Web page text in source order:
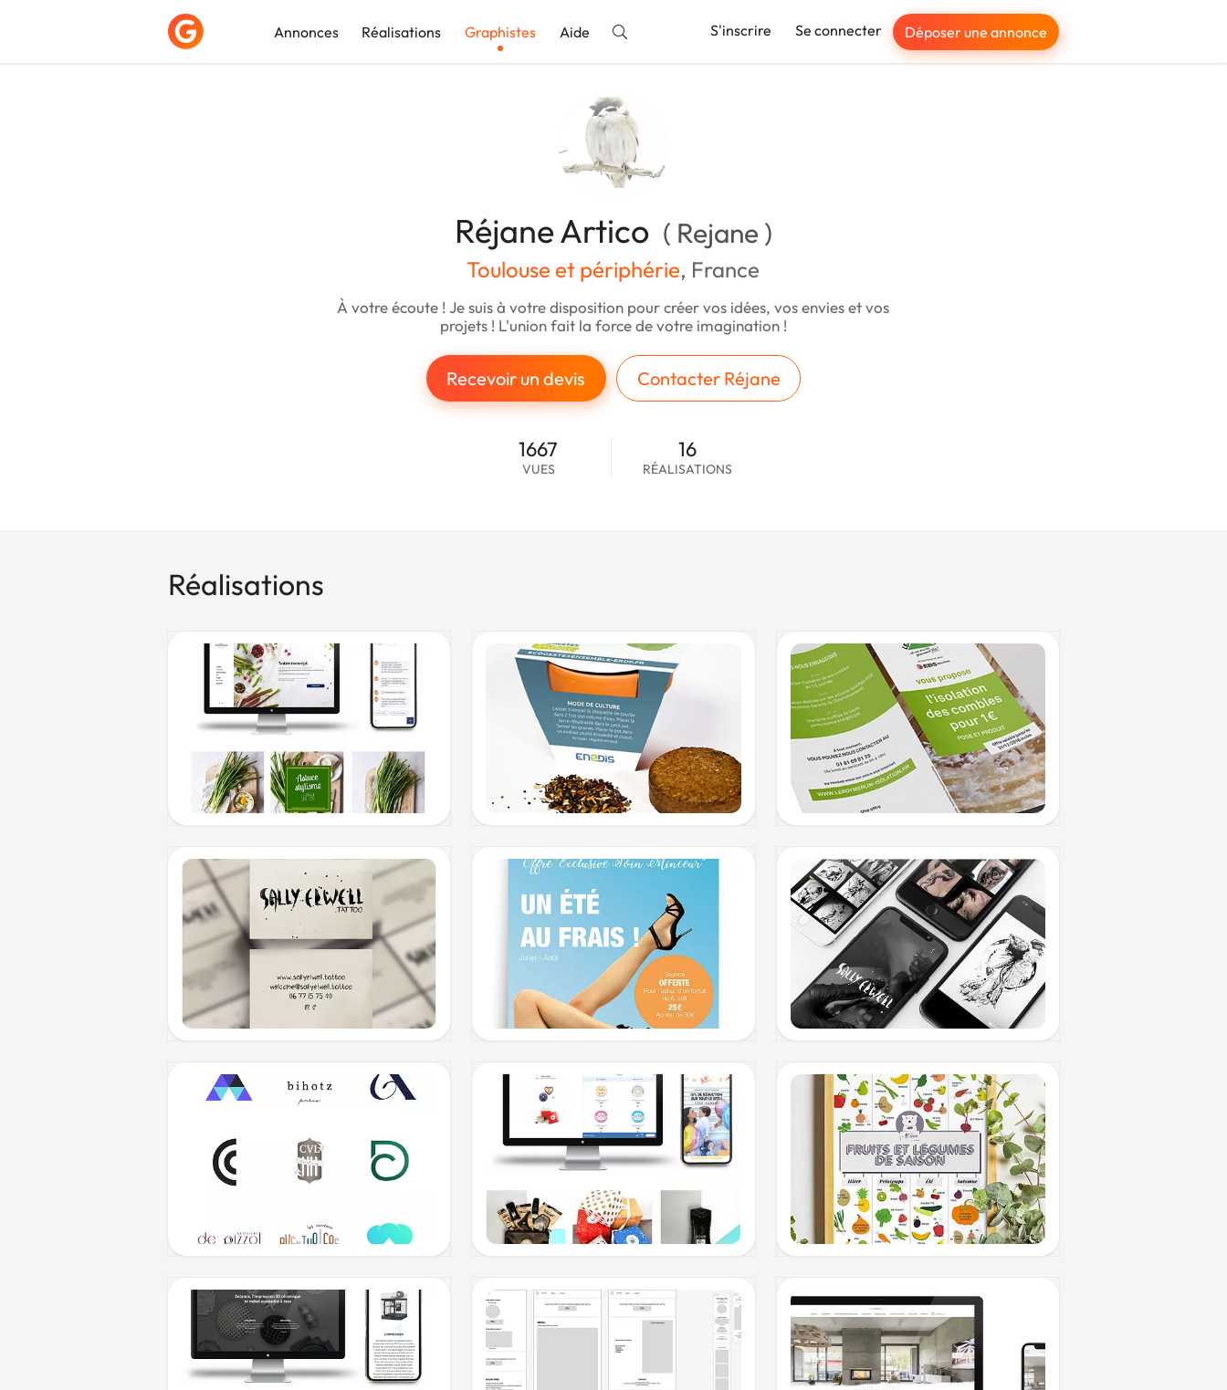
Annonces Réalisations Graphistes Aide S'inscrire Se connecter Déposer une annonce
Réjane Artico ( Rejane )
Toulouse et périphérie, France
À votre écoute ! Je suis à votre disposition pour créer vos idées, vos envies et vos
projets ! L'union fait la force de votre imagination !
Recevoir un devis Contacter Réjane
1667
VUES
16
RÉALISATIONS
Réalisations